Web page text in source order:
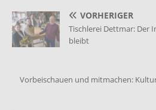
VORHERIGER
Tischlerei Dettmar: Der
bleibt
Vorbeischauen und mitmachen: